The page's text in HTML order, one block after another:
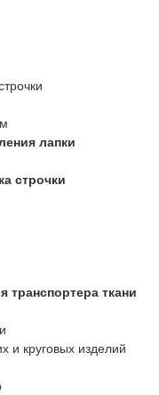
лапки
строчки
транспортера ткани
и круговых изделий